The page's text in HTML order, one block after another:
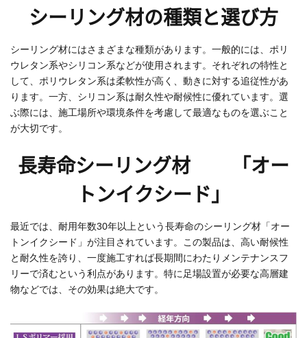
シーリング材の種類と選び方
シーリング材にはさまざまな種類があります。一般的には、ポリ
ウレタン系やシリコン系などが使用されます。それぞれの特性と
して、ポリウレタン系は柔軟性が高く、動きに対する追従性があ
ります。一方、シリコン系は耐久性や耐候性に優れています。選
ぶ際には、施工場所や環境条件を考慮して最適なものを選ぶこと
が大切です。
長寿命シーリング材 「オー
トンイクシード」
最近では、耐用年数30年以上という長寿命のシーリング材「オー
トンイクシード」が注目されています。この製品は、高い耐候性
と耐久性を誇り、一度施工すれば長期間にわたりメンテナンスフ
リーで済むという利点があります。特に足場設置が必要な高層建
物などでは、その効果は絶大です。